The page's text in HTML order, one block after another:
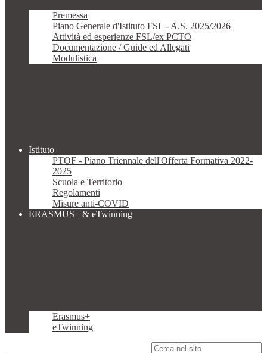
Premessa
Piano Generale d'Istituto FSL - A.S. 2025/2026
Attività ed esperienze FSL/ex PCTO
Documentazione / Guide ed Allegati
Modulistica
Istituto
PTOF - Piano Triennale dell'Offerta Formativa 2022-
2025
Scuola e Territorio
Regolamenti
Misure anti-COVID
ERASMUS+ & eTwinning
Erasmus+
eTwinning